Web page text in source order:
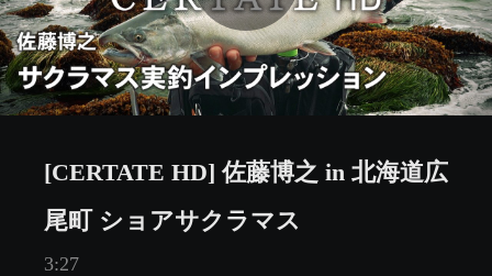
Play
[CERTATE HD] 佐藤博之 in 北海道広
尾町 ショアサクラマス
3:27